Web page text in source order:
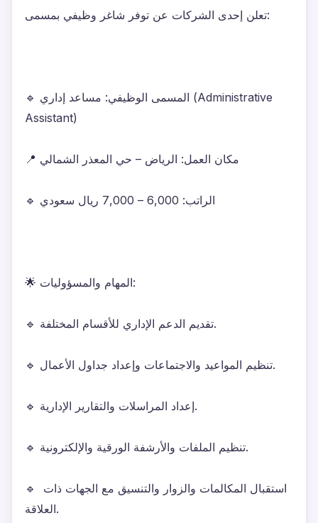
تعلن إحدى الشركات عن توفر شاغر وظيفي بمسمى:
🔹 المسمى الوظيفي: مساعد إداري (Administrative
Assistant)
📍 مكان العمل: الرياض – حي المعذر الشمالي
🔹 الراتب: 6,000 – 7,000 ريال سعودي
🌟 المهام والمسؤوليات:
🔹 تقديم الدعم الإداري للأقسام المختلفة.
🔹 تنظيم المواعيد والاجتماعات وإعداد جداول الأعمال.
🔹 إعداد المراسلات والتقارير الإدارية.
🔹 تنظيم الملفات والأرشفة الورقية والإلكترونية.
🔹 استقبال المكالمات والزوار والتنسيق مع الجهات ذات
العلاقة.